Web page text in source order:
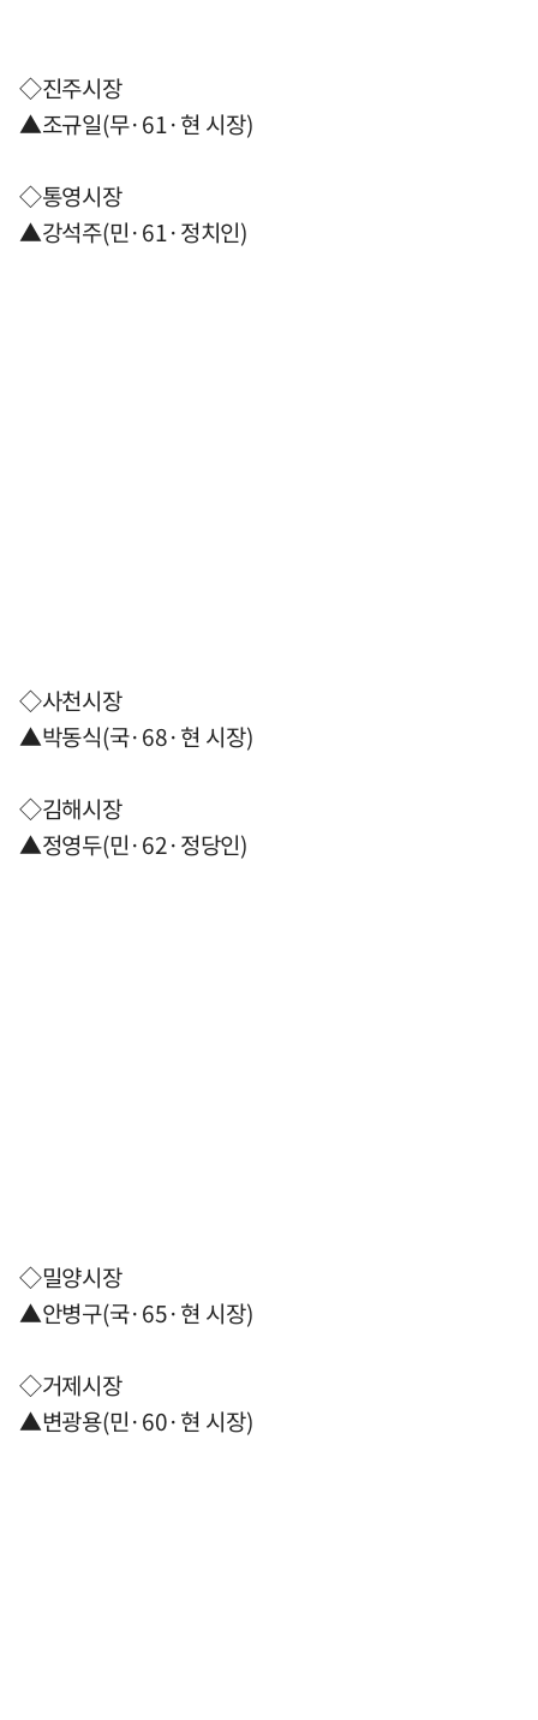
◇진주시장
▲조규일(무·61·현 시장)
◇통영시장
▲강석주(민·61·정치인)
◇사천시장
▲박동식(국·68·현 시장)
◇김해시장
▲정영두(민·62·정당인)
◇밀양시장
▲안병구(국·65·현 시장)
◇거제시장
▲변광용(민·60·현 시장)